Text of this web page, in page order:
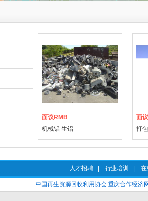
面议RMB
机械铝 生铝
面
打
人才招聘 行业培训 在
中国再生资源回收利用协会 重庆合作经济